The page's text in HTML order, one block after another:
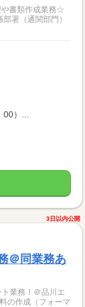
書類作成業務☆
署（通関部門）
）...
3日以内公開
＠同業務あ
業務！＠品川エ
の作成（フォーマ